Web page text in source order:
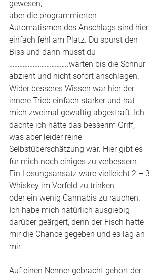
gewesen,
aber die programmierten
Automatismen des Anschlags sind hier
einfach fehl am Platz. Du spürst den
Biss und dann musst du
……………………………..warten bis die Schnur
abzieht und nicht sofort anschlagen.
Wider besseres Wissen war hier der
innere Trieb einfach stärker und hat
mich zweimal gewaltig abgestraft. Ich
dachte ich hätte das besserim Griff,
was aber leider reine
Selbstüberschätzung war. Hier gibt es
für mich noch einiges zu verbessern.
Ein Lösungsansatz wäre vielleicht 2 – 3
Whiskey im Vorfeld zu trinken
oder ein wenig Cannabis zu rauchen.
Ich habe mich natürlich ausgiebig
darüber geärgert, denn der Fisch hatte
mir die Chance gegeben und es lag an
mir.
Auf einen Nenner gebracht gehört der